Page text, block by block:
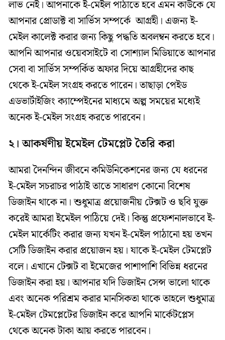
লাভ নেই। আপনাকে ই-মেইল পাঠাতে হবে এমন কাউকে যে
আপনার প্রোডাক্ট বা সার্ভিস সম্পর্কে আগ্রহী। এজন্য ই-
মেইল কালেক্ট করার জন্য কিছু পদ্ধতি অবলম্বন করতে হবে।
আপনি আপনার ওয়েবসাইটে বা সোশ্যাল মিডিয়াতে আপনার
সেবা বা সার্ভিস সম্পর্কিত অফার দিয়ে আগ্রহীদের কাছ
থেকে ই-মেইল সংগ্রহ করতে পারেন। তাছাড়া পেইড
এডভার্টাইজিং ক্যাম্পেইনের মাধ্যমে অল্প সময়ের মধ্যেই
অনেক ই-মেইল সংগ্রহ করতে পারবেন।
২। আকর্ষণীয় ইমেইল টেমপ্লেট তৈরি করা
আমরা দৈনন্দিন জীবনে কমিউনিকেশনের জন্য যে ধরনের
ই-মেইল সচরাচর পাঠাই তাতে সাধারণ কোনো বিশেষ
ডিজাইন থাকে না। শুধুমাত্র প্রয়োজনীয় টেক্সট ও ছবি যুক্ত
করেই আমরা ইমেইল পাঠিয়ে দেই। কিন্তু প্রফেশনালভাবে ই-
মেইল মার্কেটিং করার জন্য যখন ই-মেইল পাঠানো হয় তখন
সেটি ডিজাইন করার প্রয়োজন হয়। যাকে ই-মেইল টেমপ্লেট
বলে। এখানে টেক্সট বা ইমেজের পাশাপাশি বিভিন্ন ধরনের
ডিজাইন করা হয়। আপনার যদি ডিজাইন সেন্স ভালো থাকে
এবং অনেক পরিশ্রম করার মানসিকতা থাকে তাহলে শুধুমাত্র
ই-মেইল টেমপ্লেটের ডিজাইন করে আপনি মার্কেটপ্লেস
থেকে অনেক টাকা আয় করতে পারবেন।